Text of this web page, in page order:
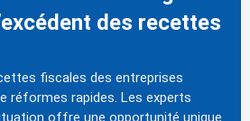
des recettes
fiscales des entreprises
réformes rapides. Les experts
offre une opportunité unique